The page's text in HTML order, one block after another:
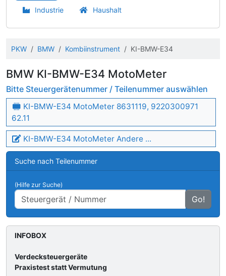
Industrie Haushalt
PKW BMW Kombiinstrument KI-BMW-E34
BMW KI-BMW-E34 MotoMeter
Bitte Steuergerätenummer / Teilenummer auswählen
KI-BMW-E34 MotoMeter 8631119, 9220300971
62.11
KI-BMW-E34 MotoMeter Andere ...
Suche nach Teilenummer
(Hilfe zur Suche)
Go!
INFOBOX
Verdecksteuergeräte
Praxistest statt Vermutung